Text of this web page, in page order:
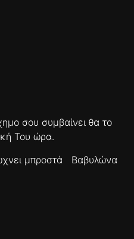
σου συμβαίνει θα το
Του ώρα.
μπροστά
Βαβυλώνα